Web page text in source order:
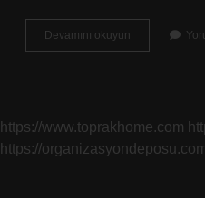
Devamını okuyun Burkulma
Gerilmesi
https://www.toprakhome.com
https://